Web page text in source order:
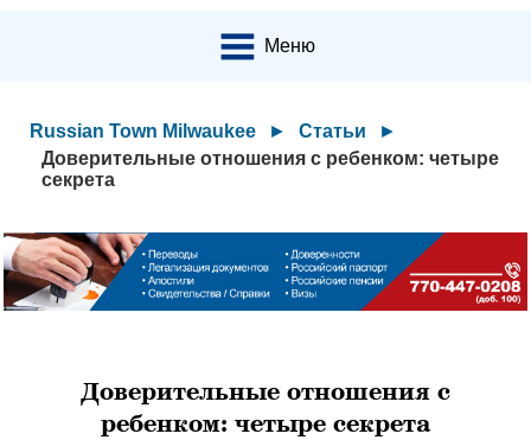
Меню
Russian Town Milwaukee ► Статьи
►
Доверительные отношения с ребенком: четыре
секрета
Доверительные отношения с
ребенком: четыре секрета